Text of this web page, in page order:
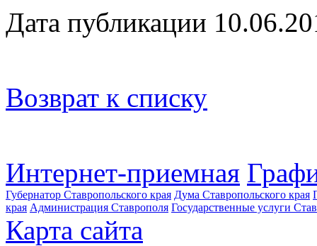
Дата публикации
Возврат к списку
Интернет-приемная
Губернатор Ставропольского края Дума Ставропольского края
края Администрация Ставрополя Государственные услуги
Карта сайта